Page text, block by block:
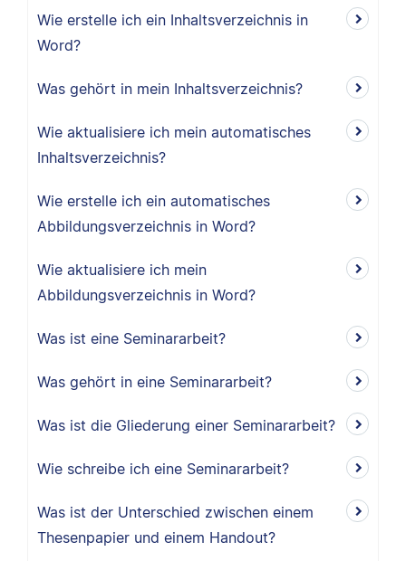
Wie erstelle ich ein Inhaltsverzeichnis in
Word?
Was gehört in mein Inhaltsverzeichnis?
Wie aktualisiere ich mein automatisches
Inhaltsverzeichnis?
Wie erstelle ich ein automatisches
Abbildungsverzeichnis in Word?
Wie aktualisiere ich mein
Abbildungsverzeichnis in Word?
Was ist eine Seminararbeit?
Was gehört in eine Seminararbeit?
Was ist die Gliederung einer Seminararbeit?
Wie schreibe ich eine Seminararbeit?
Was ist der Unterschied zwischen einem
Thesenpapier und einem Handout?